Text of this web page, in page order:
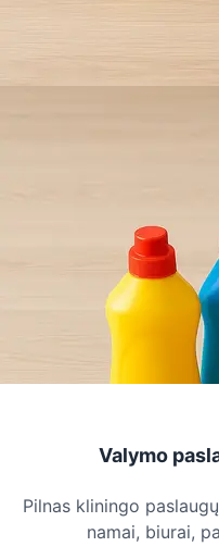
Valymo
Pilnas kliningo
namai, biurai,